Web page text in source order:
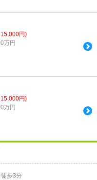
円)
万円
円)
万円
徒歩3分